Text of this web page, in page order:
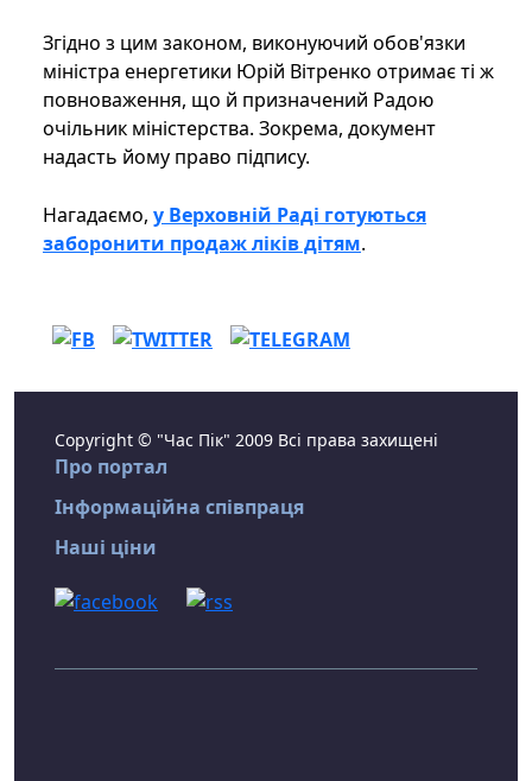
Згідно з цим законом, виконуючий обов'язки
міністра енергетики Юрій Вітренко отримає ті ж
повноваження, що й призначений Радою
очільник міністерства. Зокрема, документ
надасть йому право підпису.
Нагадаємо, у Верховній Раді готуються
заборонити продаж ліків дітям.
Copyright © "Час Пік" 2009 Всі права захищені
Про портал
Інформаційна співпраця
Наші ціни